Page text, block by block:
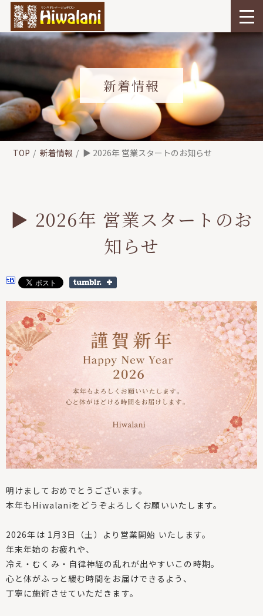
新着情報
TOP 新着情報 ▶︎ 2026年 営業スタートのお知らせ
▶︎ 2026年 営業スタートのお
知らせ
明けましておめでとうございます。
本年もHiwalaniをどうぞよろしくお願いいたします。
2026年は 1月3日（土）より営業開始 いたします。
年末年始のお疲れや、
冷え・むくみ・自律神経の乱れが出やすいこの時期。
心と体がふっと緩む時間をお届けできるよう、
丁寧に施術させていただきます。